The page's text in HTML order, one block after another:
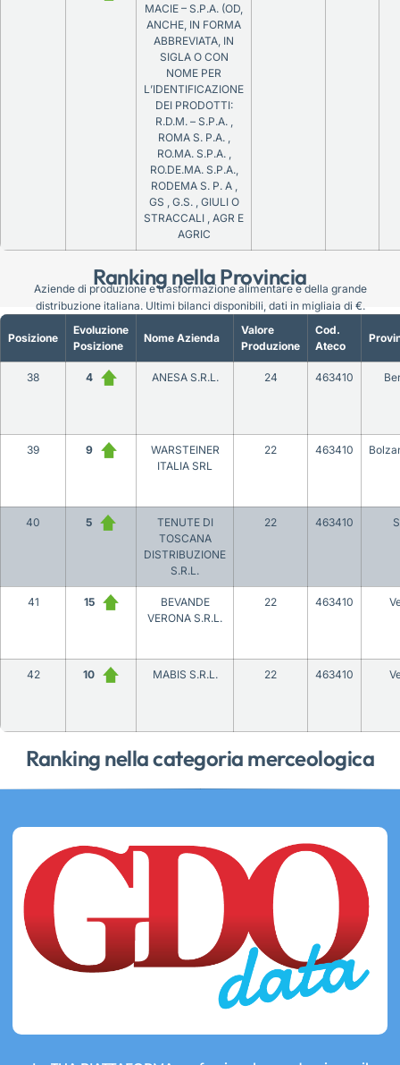
Ranking nella Provincia
MACIE – S.P.A. (OD,
ANCHE, IN FORMA
ABBREVIATA, IN
SIGLA O CON
NOME PER
L’IDENTIFICAZIONE
DEI PRODOTTI:
R.D.M. – S.P.A. ,
ROMA S. P.A. ,
RO.MA. S.P.A. ,
RO.DE.MA. S.P.A.,
RODEMA S. P. A ,
GS , G.S. , GIULI O
STRACCALI , AGR E
AGRIC
Ranking nella categoria merceologica
Posizione
Evoluzione
Posizione
Nome Azienda
Valore
Produzione
Cod.
Ateco
38 4 ANESA S.R.L. 24 463410
39 9
WARSTEINER
ITALIA SRL
22 463410
40 5
TENUTE DI
TOSCANA
DISTRIBUZIONE
S.R.L.
22 463410
41 15
BEVANDE
VERONA S.R.L.
22 463410
42 10 MABIS S.R.L. 22 463410
Aziende di produzione e trasformazione alimentare e della grande
distribuzione italiana. Ultimi bilanci disponibili, dati in migliaia di €.